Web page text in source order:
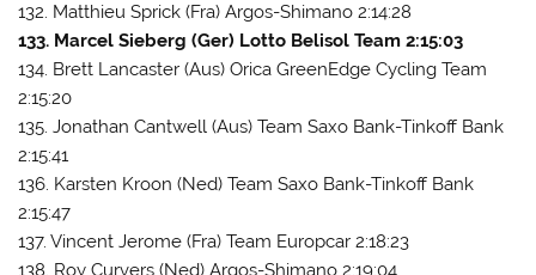
132. Matthieu Sprick (Fra) Argos-Shimano 2:14:28
133. Marcel Sieberg (Ger) Lotto Belisol Team 2:15:03
134. Brett Lancaster (Aus) Orica GreenEdge Cycling Team
2:15:20
135. Jonathan Cantwell (Aus) Team Saxo Bank-Tinkoff Bank
2:15:41
136. Karsten Kroon (Ned) Team Saxo Bank-Tinkoff Bank
2:15:47
137. Vincent Jerome (Fra) Team Europcar 2:18:23
138. Roy Curvers (Ned) Argos-Shimano 2:19:04